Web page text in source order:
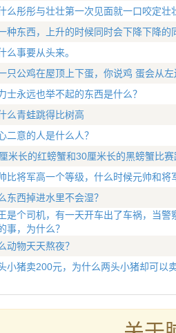
么彤彤与壮壮第一次见面就一口咬定壮
种东西，上升的时候同时会下降下降的
么事要从头来。
只公鸡在屋顶上下蛋，你说鸡 蛋会从左
士永远也举不起的东西是什么？
么青蛙跳得比树高
二意的人是什么人？
米长的红螃蟹和30厘米长的黑螃蟹比赛
比将军高一个等级，什么时候元帅和将
东西掉进水里不会湿？
是个司机，有一天开车出了车祸，当
事，为什么？
动物天天熬夜？
小猪卖200元，为什么两头小猪却可以